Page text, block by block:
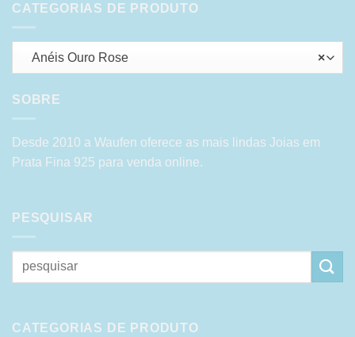
CATEGORIAS DE PRODUTO
×
Anéis Ouro Rose
SOBRE
Desde 2010 a Waufen oferece as mais lindas Joias em
Prata Fina 925 para venda online.
PESQUISAR
Pesquisar
por:
CATEGORIAS DE PRODUTO